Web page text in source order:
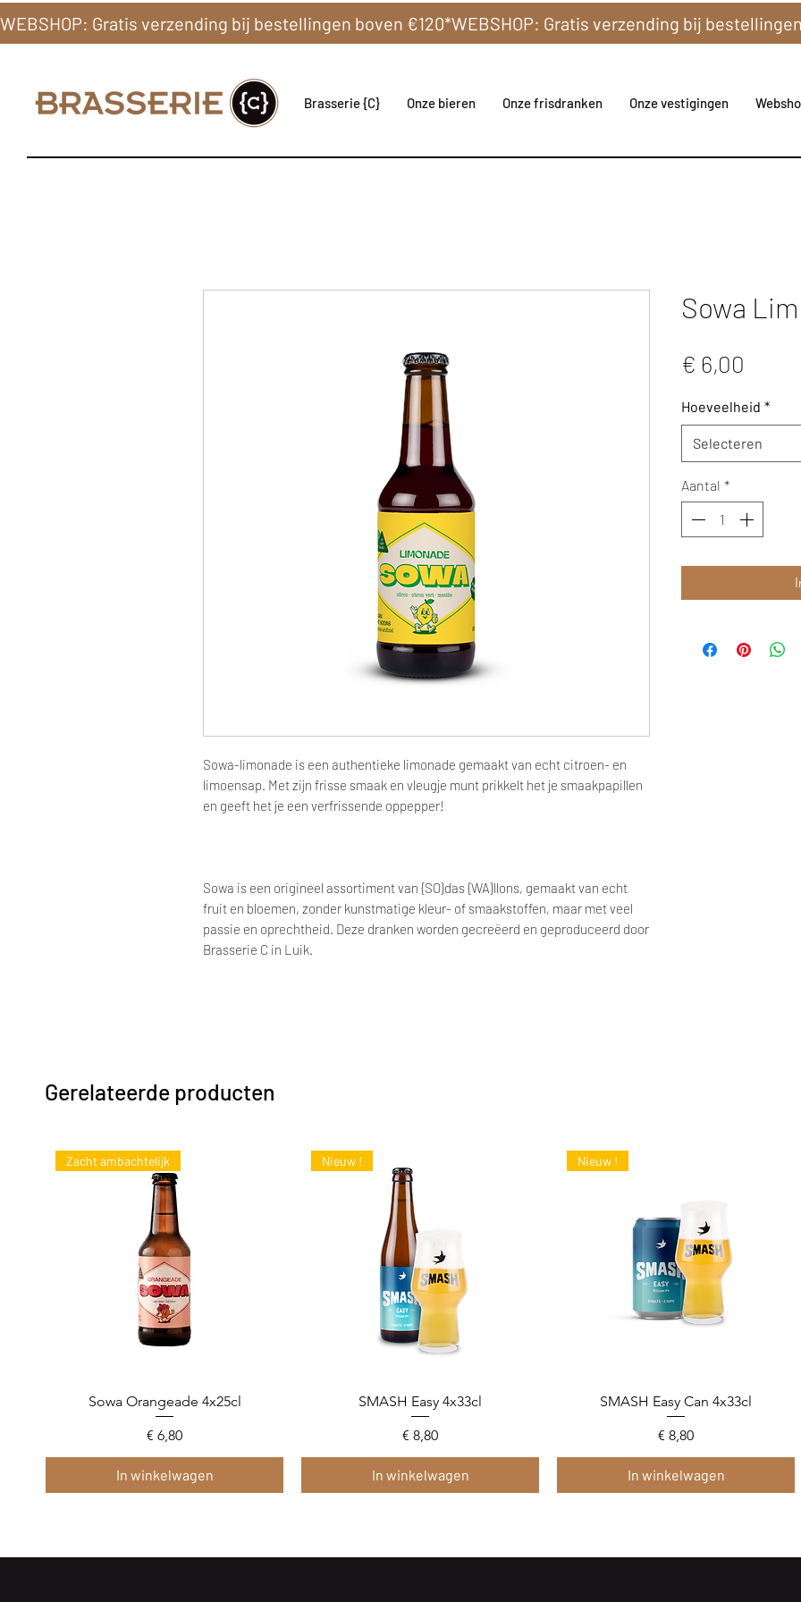
Brasserie {C} Onze bieren Onze frisdranken Onze vestigingen
Sowa-limonade is een authentieke limonade gemaakt van echt citroen- en
limoensap. Met zijn frisse smaak en vleugje munt prikkelt het je smaakpapillen
en geeft het je een verfrissende oppepper!
Sowa is een origineel assortiment van {SO}das {WA}llons, gemaakt van echt
fruit en bloemen, zonder kunstmatige kleur- of smaakstoffen, maar met veel
passie en oprechtheid. Deze dranken worden gecreëerd en geproduceerd door
Brasserie C in Luik.
Sowa
€ 6,00
Hoeveelheid *
Selecteren
Aantal *
Gerelateerde producten
Snel overzicht
Zacht ambachtelijk
Sowa Orangeade 4x25cl
Prijs
€ 6,80
In winkelwagen
Snel overzicht
Nieuw !
SMASH Easy 4x33cl
Prijs
€ 8,80
In winkelwagen
Snel overzicht
Nieuw !
SMASH Easy Can 4x33cl
Prijs
€ 8,80
In winkelwagen